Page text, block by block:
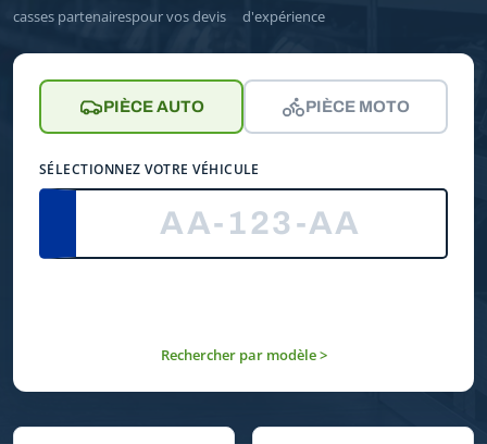
casses partenairespour vos devis d'expérience
PIÈCE AUTO PIÈCE MOTO
SÉLECTIONNEZ VOTRE VÉHICULE
Rechercher par modèle >